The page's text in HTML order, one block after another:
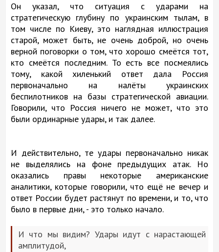
Он указал, что ситуация с ударами на
стратегическую глубину по украинским тылам, в
том числе по Киеву, это наглядная иллюстрация
старой, может быть, не очень доброй, но очень
верной поговорки о том, что хорошо смеётся тот,
кто смеётся последним. То есть все посмеялись
тому, какой хиленький ответ дала Россия
первоначально на налёты украинских
беспилотников на базы стратегической авиации.
Говорили, что Россия ничего не может, что это
были ординарные удары, и так далее.
И действительно, те удары первоначально никак
не выделялись на фоне предыдущих атак. Но
оказались правы некоторые американские
аналитики, которые говорили, что ещё не вечер и
ответ России будет растянут по времени, и то, что
было в первые дни, - это только начало.
И что мы видим? Удары идут с нарастающей
амплитудой,